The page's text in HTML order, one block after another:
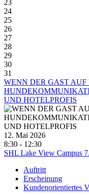
23
24
25
26
27
28
29
30
31
WENN DER GAST
UND HOTELPROFIS
12. Mai 2026
8:30 - 12:30
SHL Lake View Campus
Auftritt
Erscheinung
Kundenorientiertes